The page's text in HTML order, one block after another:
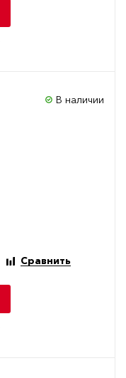
В наличии
Сравнить